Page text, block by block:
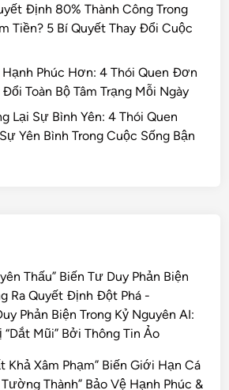
Định 80% Thành Công Trong
Tiền? 5 Bí Quyết Thay Đổi Cuộc
Phúc Hơn: 4 Thói Quen Đơn
Toàn Bộ Tâm Trạng Mỗi Ngày
Lại Sự Bình Yên: 4 Thói Quen
Yên Bình Trong Cuộc Sống Bận
Thấu” Biến Tư Duy Phản Biện
Ra Quyết Định Đột Phá -
Phản Biện Trong Kỷ Nguyên AI:
Mũi” Bởi Thông Tin Ảo
Khả Xâm Phạm” Biến Giới Hạn Cá
Thành” Bảo Vệ Hạnh Phúc &